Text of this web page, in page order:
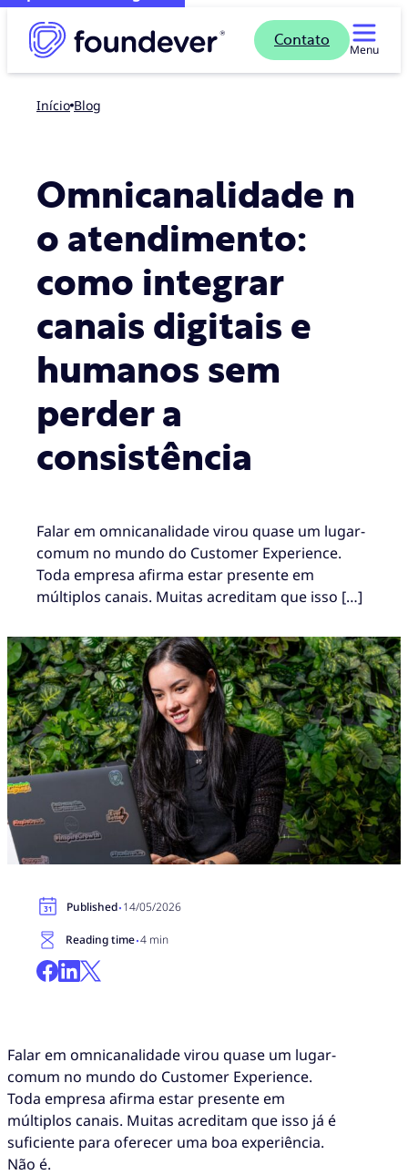
Contato
Menu
Início blog
Omnicanalidade n
o atendimento:
como integrar
canais digitais e
humanos sem
perder a
consistência
Falar em omnicanalidade virou quase um lugar-
comum no mundo do Customer Experience.
Toda empresa afirma estar presente em
múltiplos canais. Muitas acreditam que isso […]
Published·14/05/2026
Reading time·4 min
Falar em omnicanalidade virou quase um lugar-
comum no mundo do Customer Experience.
Toda empresa afirma estar presente em
múltiplos canais. Muitas acreditam que isso já é
suficiente para oferecer uma boa experiência.
Não é.